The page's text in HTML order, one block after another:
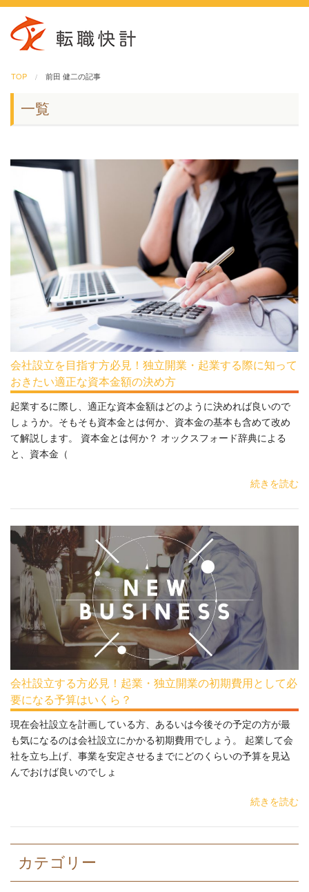
TOP 前田 健二の記事
一覧
会社設立を目指す方必見！独立開業・起業する際に知って
おきたい適正な資本金額の決め方
起業するに際し、適正な資本金額はどのように決めれば良いので
しょうか。そもそも資本金とは何か、資本金の基本も含めて改め
て解説します。 資本金とは何か？ オックスフォード辞典による
と、資本金（
続きを読む
会社設立する方必見！起業・独立開業の初期費用として必
要になる予算はいくら？
現在会社設立を計画している方、あるいは今後その予定の方が最
も気になるのは会社設立にかかる初期費用でしょう。 起業して会
社を立ち上げ、事業を安定させるまでにどのくらいの予算を見込
んでおけば良いのでしょ
続きを読む
カテゴリー